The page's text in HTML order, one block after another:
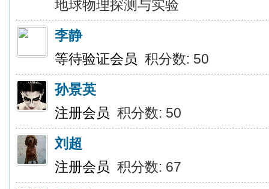
地球物理探测与实验
李静
等待验证会员 积分数: 50
孙景英
注册会员 积分数: 50
刘超
注册会员 积分数: 67